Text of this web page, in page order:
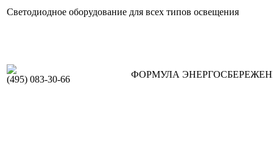
Светодиодное оборудование для всех типов освещения
(495) 083-30-66 ФОРМУЛА